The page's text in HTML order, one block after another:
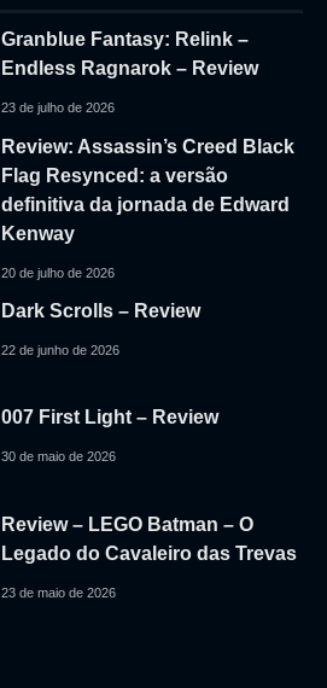
Granblue Fantasy: Relink –
Endless Ragnarok – Review
23 de julho de 2026
Review: Assassin’s Creed Black
Flag Resynced: a versão
definitiva da jornada de Edward
Kenway
20 de julho de 2026
Dark Scrolls – Review
22 de junho de 2026
007 First Light – Review
30 de maio de 2026
Review – LEGO Batman – O
Legado do Cavaleiro das Trevas
23 de maio de 2026